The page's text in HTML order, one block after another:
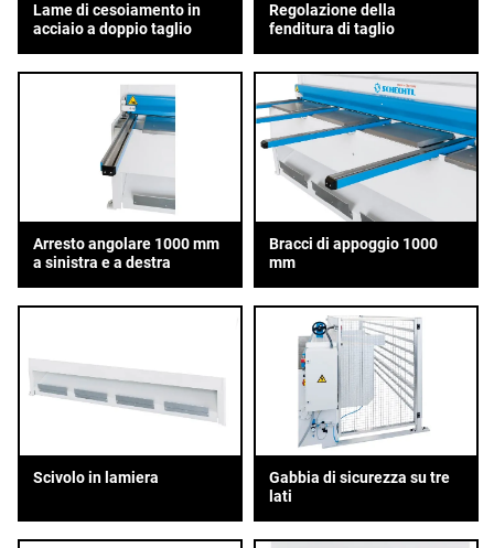
Lame di cesoiamento in
acciaio a doppio taglio
Regolazione della
fenditura di taglio
Arresto angolare 1000 mm
a sinistra e a destra
Bracci di appoggio 1000
mm
Scivolo in lamiera
Gabbia di sicurezza su tre
lati